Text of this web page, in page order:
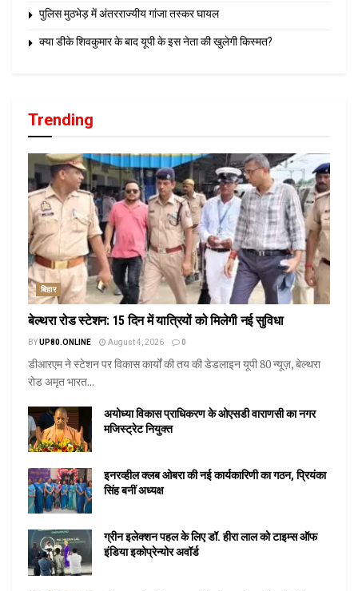
पुलिस मुठभेड़ में अंतरराज्यीय गांजा तस्कर घायल
क्या डीके शिवकुमार के बाद यूपी के इस नेता की खुलेगी किस्मत?
Trending
बिहार
बेल्थरा रोड स्टेशन: 15 दिन में यात्रियों को मिलेगी नई सुविधा
BYUP80.ONLINE August 4, 2026 0
डीआरएम ने स्टेशन पर विकास कार्यों की तय की डेडलाइन यूपी 80 न्यूज़, बेल्थरा
रोड अमृत भारत...
अयोध्या विकास प्राधिकरण के ओएसडी वाराणसी का नगर
मजिस्ट्रेट नियुक्त
इनरव्हील क्लब ओबरा की नई कार्यकारिणी का गठन, प्रियंका
सिंह बनीं अध्यक्ष
ग्रीन इलेक्शन पहल के लिए डॉ. हीरा लाल को टाइम्स ऑफ
इंडिया इकोप्रेन्योर अवॉर्ड